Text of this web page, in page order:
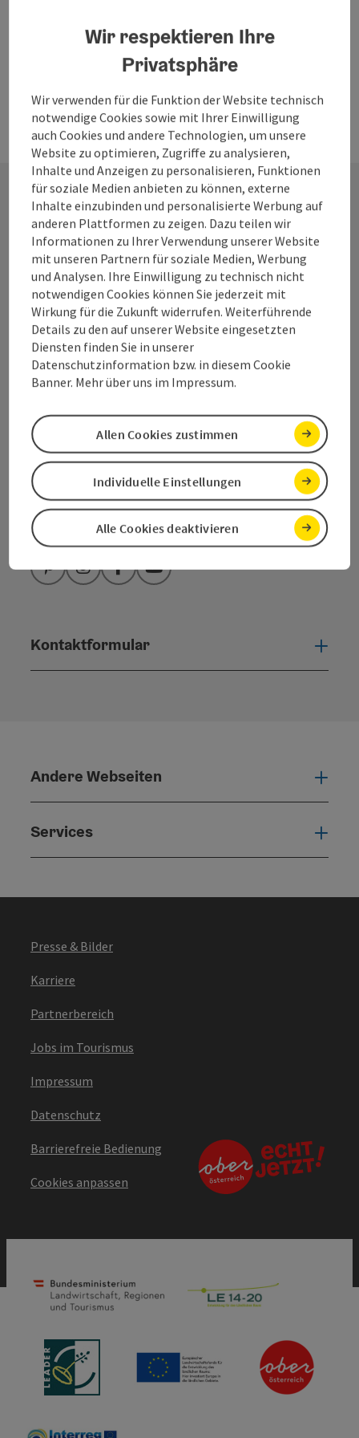
Jetzt alle Filter zurücksetzen
Kontakt
Salzkammergut Tourismus - Destination
Attersee-Attergau
Attergaustraße 55
4880 St. Georgen
+43 6132 26909-200
attersee@salzkammergut.at
PinterestInstagramFacebookYouTube
Kontaktformular
Andere Webseiten
Services
Presse & Bilder
Karriere
Partnerbereich
Jobs im Tourismus
Impressum
Datenschutz
Barrierefreie Bedienung
Cookies anpassen
Wir respektieren Ihre
Privatsphäre
Wir verwenden für die Funktion der Website technisch
notwendige Cookies sowie mit Ihrer Einwilligung
auch Cookies und andere Technologien, um unsere
Website zu optimieren, Zugriffe zu analysieren,
Inhalte und Anzeigen zu personalisieren, Funktionen
für soziale Medien anbieten zu können, externe
Inhalte einzubinden und personalisierte Werbung auf
anderen Plattformen zu zeigen. Dazu teilen wir
Informationen zu Ihrer Verwendung unserer Website
mit unseren Partnern für soziale Medien, Werbung
und Analysen. Ihre Einwilligung zu technisch nicht
notwendigen Cookies können Sie jederzeit mit
Wirkung für die Zukunft widerrufen. Weiterführende
Details zu den auf unserer Website eingesetzten
Diensten finden Sie in unserer
Datenschutzinformation bzw. in diesem Cookie
Banner. Mehr über uns im Impressum.
Alle Cookies deaktivieren
Individuelle Einstellungen
Allen Cookies zustimmen